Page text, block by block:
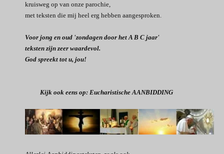
kruisweg op van onze parochie,
met teksten die mij heel erg hebben aangesproken.
Voor jong en oud 'zondagen door het A B C jaar'
teksten zijn zeer waardevol.
God spreekt tot u, jou!
Kijk ook eens op: Eucharistische AANBIDDING